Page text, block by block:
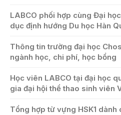
LABCO phối hợp cùng Đại
dục định hướng Du học Hàn
Thông tin trường đại học
ngành học, chi phí, học bổng
Học viên LABCO tại đại học
gia đại hội thể thao sinh viên
Tổng hợp từ vựng HSK1